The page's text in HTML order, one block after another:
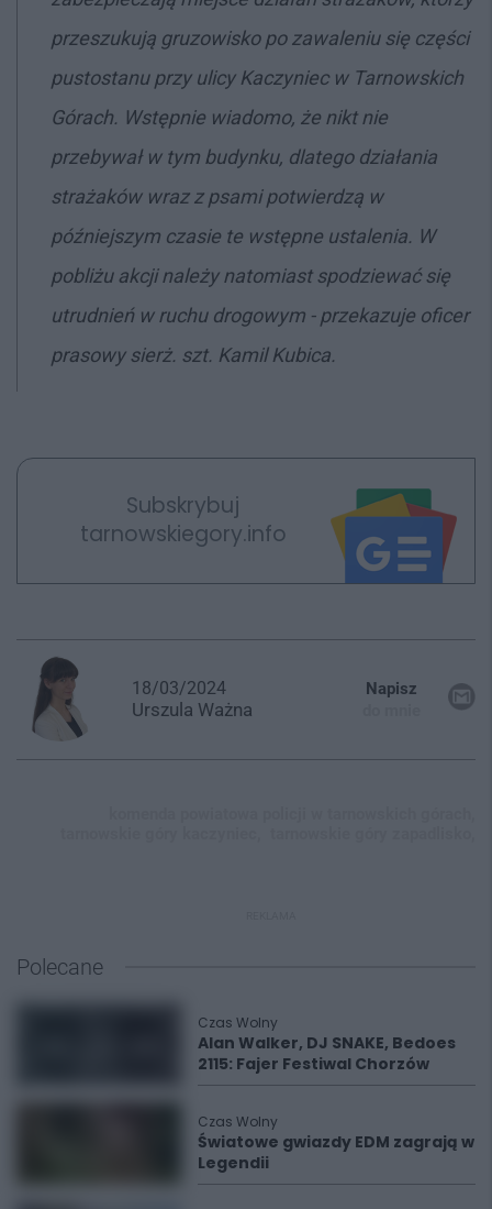
przeszukują gruzowisko po zawaleniu się części
pustostanu przy ulicy Kaczyniec w Tarnowskich
Górach. Wstępnie wiadomo, że nikt nie
przebywał w tym budynku, dlatego działania
strażaków wraz z psami potwierdzą w
późniejszym czasie te wstępne ustalenia. W
pobliżu akcji należy natomiast spodziewać się
utrudnień w ruchu drogowym - przekazuje oficer
prasowy sierż. szt. Kamil Kubica.
Subskrybuj
tarnowskiegory.info
18/03/2024
Urszula Ważna
Napisz
Polecane
Czas Wolny
Alan Walker, DJ SNAKE, Bedoes
2115: Fajer Festiwal Chorzów
Czas Wolny
Światowe gwiazdy EDM zagrają w
Legendii